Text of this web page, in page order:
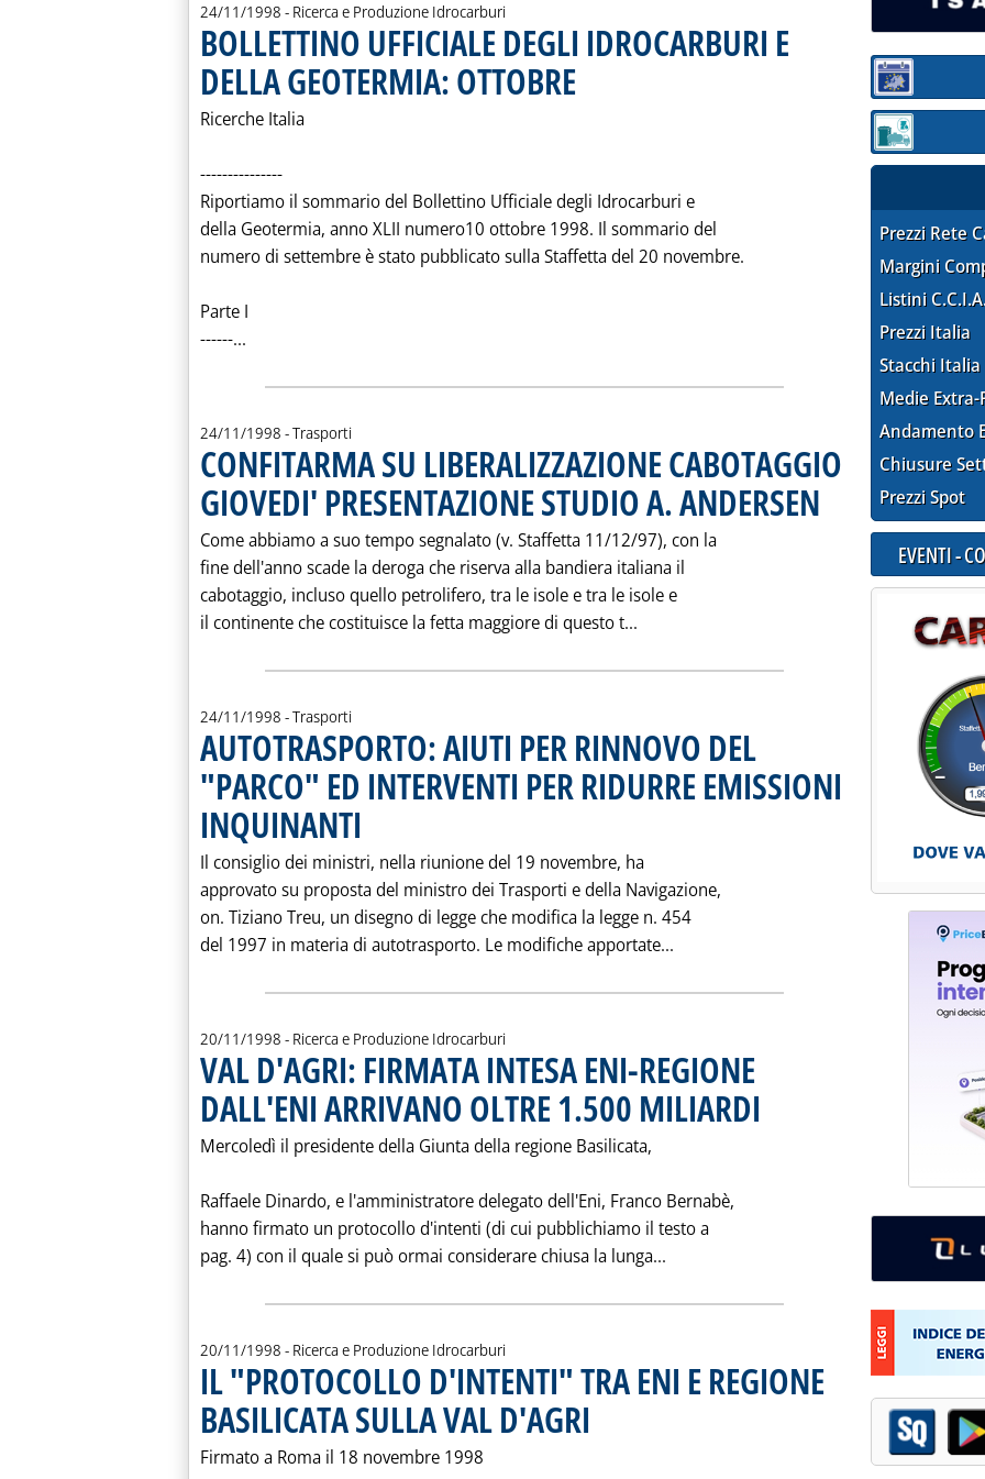
24/11/1998 - Ricerca e Produzione Idrocarburi
BOLLETTINO UFFICIALE DEGLI IDROCARBURI E
DELLA GEOTERMIA: OTTOBRE
Ricerche Italia
---------------
Riportiamo il sommario del Bollettino Ufficiale degli Idrocarburi e
della Geotermia, anno XLII numero10 ottobre 1998. Il sommario del
numero di settembre è stato pubblicato sulla Staffetta del 20 novembre.
Parte I
------... Leggi tutta la notizia: 'BOLLETTINO UFFICIALE DEGLI IDROCARBURI E DELLA GEOTERMIA:
24/11/1998 - Trasporti
CONFITARMA SU LIBERALIZZAZIONE CABOTAGGIO
GIOVEDI' PRESENTAZIONE STUDIO A. ANDERSEN . Pubblicata martedì 24
Come abbiamo a suo tempo segnalato (v. Staffetta 11/12/97), con la
fine dell'anno scade la deroga che riserva alla bandiera italiana il
cabotaggio, incluso quello petrolifero, tra le isole e tra le isole e
il continente che costituisce la fetta maggiore di questo t... Leggi tutta la notizia: 'CONFITARMA SU
24/11/1998 - Trasporti
AUTOTRASPORTO: AIUTI PER RINNOVO DEL
"PARCO" ED INTERVENTI PER RIDURRE EMISSIONI
INQUINANTI
Il consiglio dei ministri, nella riunione del 19 novembre, ha
approvato su proposta del ministro dei Trasporti e della Navigazione,
on. Tiziano Treu, un disegno di legge che modifica la legge n. 454
del 1997 in materia di autotrasporto. Le modifiche apportate... Leggi tutta la notizia:
20/11/1998 - Ricerca e Produzione Idrocarburi
VAL D'AGRI: FIRMATA INTESA ENI-REGIONE
DALL'ENI ARRIVANO OLTRE 1.500 MILIARDI . Pubblicata venerdì 20 novembre 1998
Mercoledì il presidente della Giunta della regione Basilicata,
Raffaele Dinardo, e l'amministratore delegato dell'Eni, Franco Bernabè,
hanno firmato un protocollo d'intenti (di cui pubblichiamo il testo a
pag. 4) con il quale si può ormai considerare chiusa la lunga... Leggi tutta la notizia: 'VAL D'AGRI:
20/11/1998 - Ricerca e Produzione Idrocarburi
IL "PROTOCOLLO D'INTENTI" TRA ENI E REGIONE
BASILICATA SULLA VAL D'AGRI
Firmato a Roma il 18 novembre 1998
Sezione:
Sezione:
Prezzi Rete
Margini
Listini
Prezzi Italia
Stacchi Italia
Medie Extra-
Andamento
Chiusure
Prezzi Spot
EVENTI -